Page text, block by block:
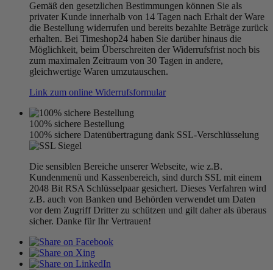
Gemäß den gesetzlichen Bestimmungen können Sie als
privater Kunde innerhalb von 14 Tagen nach Erhalt der Ware
die Bestellung widerrufen und bereits bezahlte Beträge zurück
erhalten. Bei Timeshop24 haben Sie darüber hinaus die
Möglichkeit, beim Überschreiten der Widerrufsfrist noch bis
zum maximalen Zeitraum von 30 Tagen in andere,
gleichwertige Waren umzutauschen.
Link zum online Widerrufsformular
100% sichere Bestellung
100% sichere Datenübertragung dank SSL-Verschlüsselung
Die sensiblen Bereiche unserer Webseite, wie z.B.
Kundenmenü und Kassenbereich, sind durch SSL mit einem
2048 Bit RSA Schlüsselpaar gesichert. Dieses Verfahren wird
z.B. auch von Banken und Behörden verwendet um Daten
vor dem Zugriff Dritter zu schützen und gilt daher als überaus
sicher. Danke für Ihr Vertrauen!